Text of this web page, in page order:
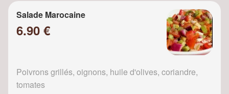
Salade Marocaine
6.90 €
Poivrons grillés, oignons, huile d'olives, coriandre,
tomates